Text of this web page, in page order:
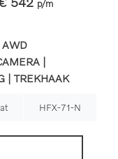
p/m
AWD
|
| TREKHAAK
HFX-71-N